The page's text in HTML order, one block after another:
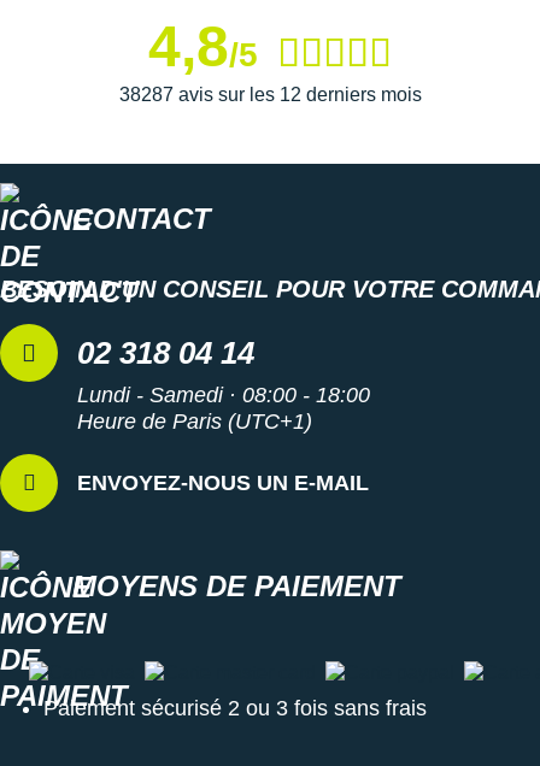
4,8/5
38287 avis sur les 12 derniers mois
CONTACT
BESOIN D'UN CONSEIL POUR VOTRE
02 318 04 14
Lundi - Samedi · 08:00 - 18:00
Heure de Paris (UTC+1)
ENVOYEZ-NOUS UN E-MAIL
MOYENS DE PAIEMENT
Carte visa Carte master card Carte paypal Carte
Paiement sécurisé 2 ou 3 fois sans frais